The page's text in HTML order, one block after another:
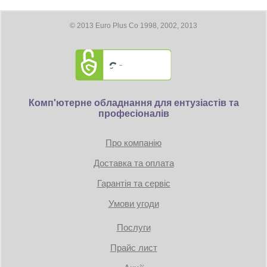
Требование к блоку питания:
Коннекторы: 1 x 16-pin
TDP: 600W
© 2013 Euro Plus Co 1998, 2002, 2013
Комп'ютерне обладнання для ентузіастів та
професіоналів
Про компанію
Доставка та оплата
Гарантія та сервіс
Умови угоди
Послуги
Прайс лист